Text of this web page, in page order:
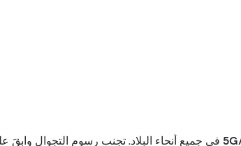
في جميع أنحاء البلاد. تجنب رسوم التجوال وابقَ